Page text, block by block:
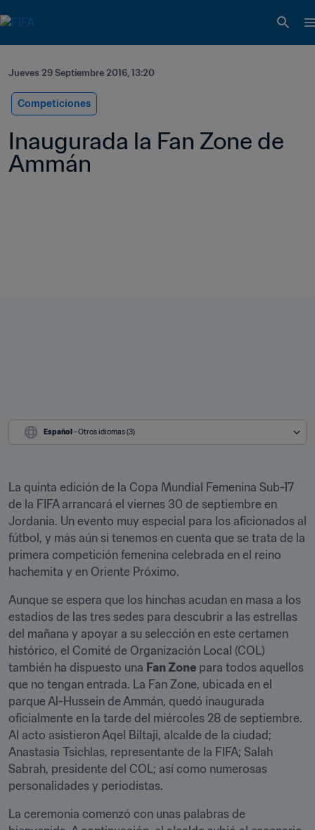
Jueves 29 Septiembre 2016, 13:20
Competiciones
Inaugurada la Fan Zone de
Ammán
Español - Otros idiomas (3)
La quinta edición de la Copa Mundial Femenina Sub-17
de la FIFA arrancará el viernes 30 de septiembre en
Jordania. Un evento muy especial para los aficionados al
fútbol, y más aún si tenemos en cuenta que se trata de la
primera competición femenina celebrada en el reino
hachemita y en Oriente Próximo.
Aunque se espera que los hinchas acudan en masa a los
estadios de las tres sedes para descubrir a las estrellas
del mañana y apoyar a su selección en este certamen
histórico, el Comité de Organización Local (COL)
también ha dispuesto una Fan Zone para todos aquellos
que no tengan entrada. La Fan Zone, ubicada en el
parque Al-Hussein de Ammán, quedó inaugurada
oficialmente en la tarde del miércoles 28 de septiembre.
Al acto asistieron Aqel Biltaji, alcalde de la ciudad;
Anastasia Tsichlas, representante de la FIFA; Salah
Sabrah, presidente del COL; así como numerosas
personalidades y periodistas.
La ceremonia comenzó con unas palabras de